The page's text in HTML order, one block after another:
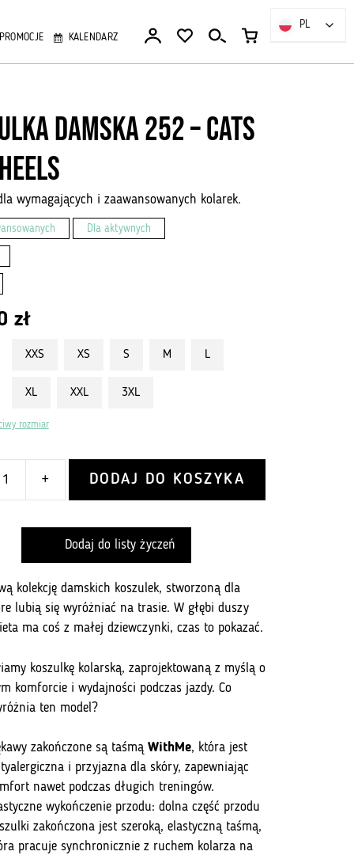
PROMOCJE KALENDARZ
Damska 252 – Cats
wymagających i zaawansowanych kolarek.
Dla aktywnych
zł
XXS XS S M L
XL XXL 3XL
rozmiar
+ DODAJ DO KOSZYKA
Dodaj do listy życzeń
kolekcję damskich koszulek, stworzoną dla
lubią się wyróżniać na trasie. W głębi duszy
ma coś z małej dziewczynki, czas to pokazać.
koszulkę kolarską, zaprojektowaną z myślą o
komforcie i wydajności podczas jazdy. Co
ten model?
zakończone są taśmą WithMe, która jest
i przyjazna dla skóry, zapewniając
nawet podczas długich treningów.
wykończenie przodu: dolna część przodu
zakończona jest szeroką, elastyczną taśmą,
pracuje synchronicznie z ruchem kolarza na
PL
PL